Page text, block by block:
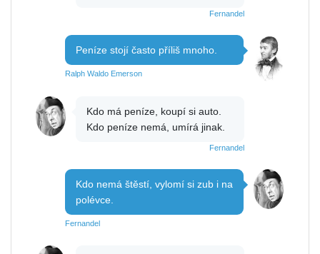
Fernandel
Peníze stojí často příliš mnoho.
Ralph Waldo Emerson
Kdo má peníze, koupí si auto.
Kdo peníze nemá, umírá jinak.
Fernandel
Kdo nemá štěstí, vylomí si zub i na
polévce.
Fernandel